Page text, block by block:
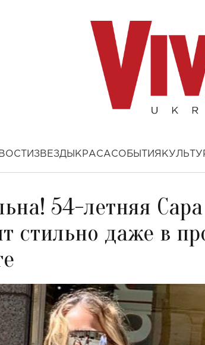
ЗВЕЗДЫ КРАСАСОБЫТИЯ
54-летняя
стильно даже в